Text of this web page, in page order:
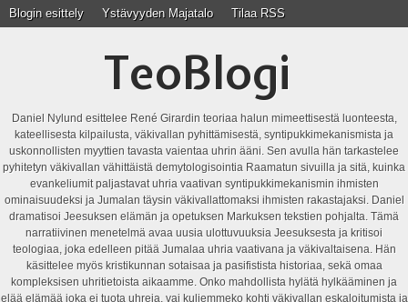
Blogin esittely Ystävyyden Majatalo Tilaa RSS
TeoBlogi
Daniel Nylund esittelee René Girardin teoriaa halun mimeettisestä luonteesta,
kateellisesta kilpailusta, väkivallan pyhittämisestä, syntipukkimekanismista ja
uskonnollisten myyttien tavasta vaientaa uhrin ääni. Sen avulla hän tarkastelee
pyhitetyn väkivallan vähittäistä demytologisointia Raamatun sivuilla ja sitä, kuinka
evankeliumit paljastavat uhria vaativan syntipukkimekanismin ihmisten
ominaisuudeksi ja Jumalan täysin väkivallattomaksi ihmisten rakastajaksi. Daniel
dramatisoi Jeesuksen elämän ja opetuksen Markuksen tekstien pohjalta. Tämä
narratiivinen menetelmä avaa uusia ulottuvuuksia Jeesuksesta ja kritisoi
teologiaa, joka edelleen pitää Jumalaa uhria vaativana ja väkivaltaisena. Hän
käsittelee myös kristikunnan sotaisaa ja pasifistista historiaa, sekä omaa
kompleksisen uhritietoista aikaamme. Onko mahdollista hylätä hylkääminen ja
elää elämää joka ei tuota uhreja, vai kuljemmeko kohti väkivallan eskaloitumista ja